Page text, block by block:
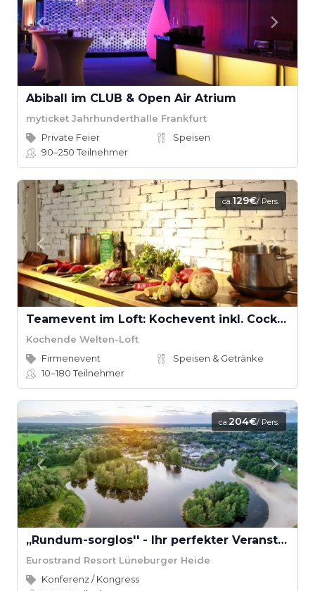
Abiball im CLUB & Open Air Atrium
myticket Jahrhunderthalle Frankfurt
Private Feier
Speisen
90–250Teilnehmer
ca.129€/ Pers.
Teamevent im Loft: Kochevent inkl. Cocktail-Workshop ab 16 Teilnehmern
Kochende Welten-Loft
Firmenevent
Speisen & Getränke
10–180Teilnehmer
ca.204€/ Pers.
,,Rundum-sorglos'' - Ihr perfekter Veranstaltungstag
Eurostrand Resort Lüneburger Heide
Konferenz / Kongress